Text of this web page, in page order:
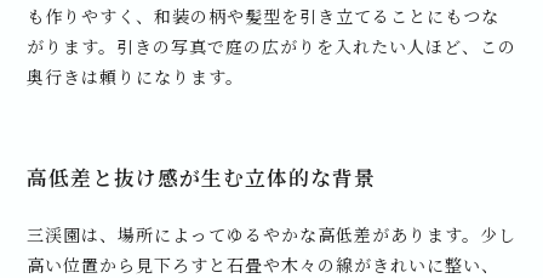
も作りやすく、和装の柄や髪型を引き立てることにもつな
がります。引きの写真で庭の広がりを入れたい人ほど、この
奥行きは頼りになります。
高低差と抜け感が生む立体的な背景
三渓園は、場所によってゆるやかな高低差があります。少し
高い位置から見下ろすと石畳や木々の線がきれいに整い、